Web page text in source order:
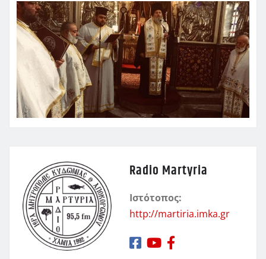
Radio Martyria
Ιστότοπος:
http://martiria.imka.gr